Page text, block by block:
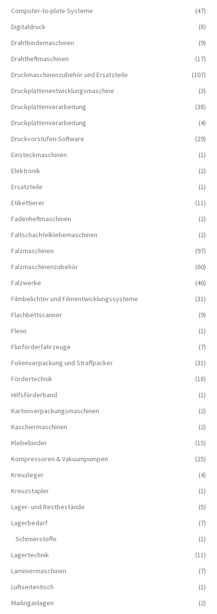
Computer-to-plate Systeme
(47)
Digitaldruck
(8)
Drahtbindemaschinen
(9)
Drahtheftmaschinen
(17)
Druckmaschinenzubehör und Ersatzteile
(107)
Druckplattenentwicklungsmaschine
(3)
Druckplattenverarbeitung
(38)
Druckplattenverarbeitung
(4)
Druckvorstufen-Software
(29)
Einsteckmaschinen
(1)
Elektronik
(2)
Ersatzteile
(1)
Etikettierer
(11)
Fadenheftmaschinen
(2)
Faltschachtelklebemaschinen
(2)
Falzmaschinen
(97)
Falzmaschinenzubehör
(60)
Falzwerke
(46)
Filmbelichter und Filmentwicklungssysteme
(31)
Flachbettscanner
(9)
Flexo
(1)
Flurförderfahrzeuge
(7)
Folienverpackung und Straffpacker
(31)
Fördertechnik
(18)
Hilfsförderband
(1)
Kartonverpackungsmaschinen
(2)
Kaschiermaschinen
(2)
Klebebinder
(15)
Kompressoren & Vakuum­pumpen
(25)
Kreuzleger
(4)
Kreuzstapler
(1)
Lager- und Restbestände
(5)
Lagerbedarf
(7)
Schmierstoffe
(1)
Lagertechnik
(11)
Laminiermaschinen
(7)
Luftseitentisch
(1)
Mailinganlagen
(2)